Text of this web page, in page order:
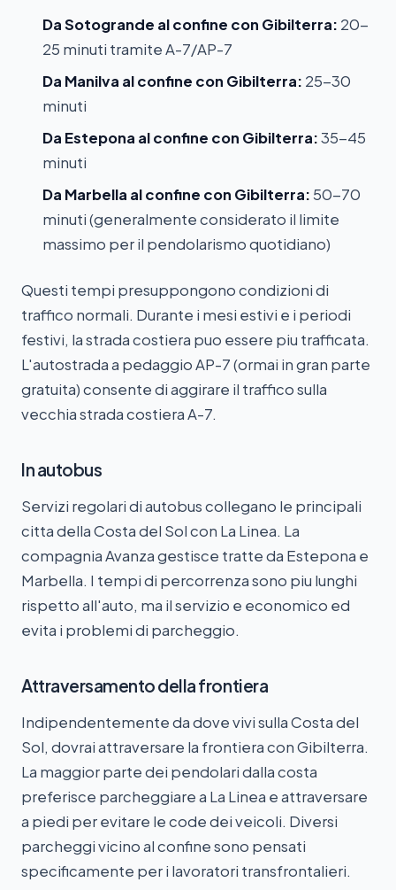
Da Sotogrande al confine con Gibilterra: 20-
25 minuti tramite A-7/AP-7
Da Manilva al confine con Gibilterra: 25-30
minuti
Da Estepona al confine con Gibilterra:35-45
minuti
Da Marbella al confine con Gibilterra:50-70
minuti (generalmente considerato il limite
massimo per il pendolarismo quotidiano)
Questi tempi presuppongono condizioni di
traffico normali. Durante i mesi estivi e i periodi
festivi, la strada costiera puo essere piu trafficata.
L'autostrada a pedaggio AP-7 (ormai in gran parte
gratuita) consente di aggirare il traffico sulla
vecchia strada costiera A-7.
In autobus
Servizi regolari di autobus collegano le principali
citta della Costa del Sol con La Linea. La
compagnia Avanza gestisce tratte da Estepona e
Marbella. I tempi di percorrenza sono piu lunghi
rispetto all'auto, ma il servizio e economico ed
evita i problemi di parcheggio.
Attraversamento della frontiera
Indipendentemente da dove vivi sulla Costa del
Sol, dovrai attraversare la frontiera con Gibilterra.
La maggior parte dei pendolari dalla costa
preferisce parcheggiare a La Linea e attraversare
a piedi per evitare le code dei veicoli. Diversi
parcheggi vicino al confine sono pensati
specificamente per i lavoratori transfrontalieri.